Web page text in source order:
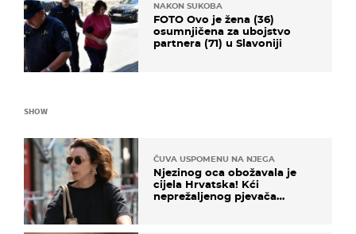
NAKON SUKOBA
FOTO Ovo je žena (36)
osumnjičena za ubojstvo
partnera (71) u Slavoniji
SHOW
ČUVA USPOMENU NA NJEGA
Njezinog oca obožavala je
cijela Hrvatska! Kći
neprežaljenog pjevača